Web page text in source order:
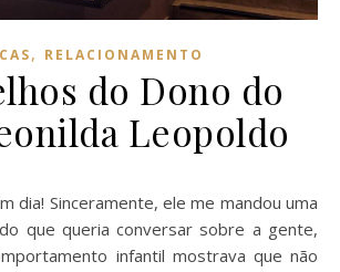
, RELACIONAMENTO
do Dono do
Leopoldo
que queria conversar sobre a gente,
infantil mostrava que não